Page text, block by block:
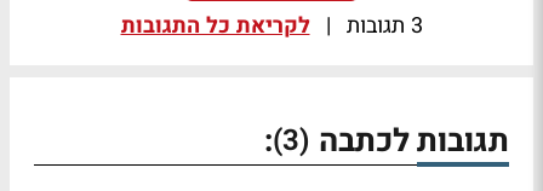
3 תגובות | לקריאת כל התגובות
תגובות לכתבה (3)
: